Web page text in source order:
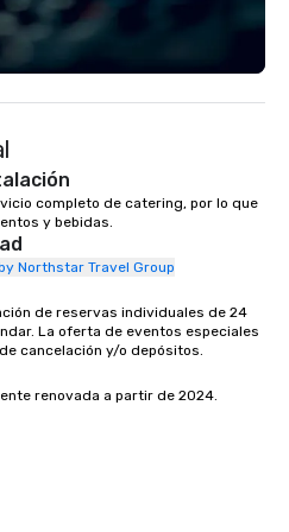
support,
and
and
basics
the
your
hand,
in
completo de catering, por lo que
y bebidas.
Northstar Travel Group
de reservas individuales de 24
La oferta de eventos especiales
cancelación y/o depósitos.
renovada a partir de 2024.